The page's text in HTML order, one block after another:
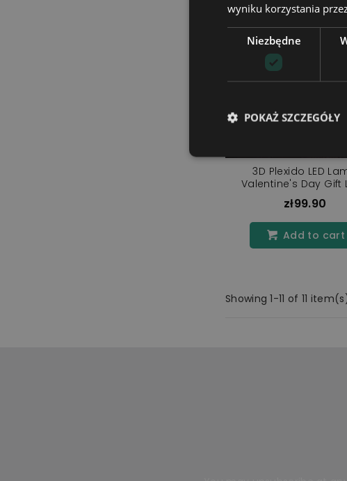
3D Plexido LED
Valentine's Day Gift
Puzzle
zł99.90
Add to cart
Showing 1-11 of 11
wyniku korzystania
Niezbędne
POKAŻ SZCZEGÓŁY